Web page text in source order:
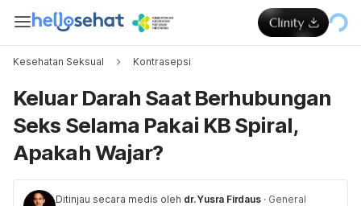
Kesehatan Seksual Kontrasepsi
Keluar Darah Saat Berhubungan
Seks Selama Pakai KB Spiral,
Apakah Wajar?
Ditinjau secara medis oleh dr. Yusra Firdaus · General